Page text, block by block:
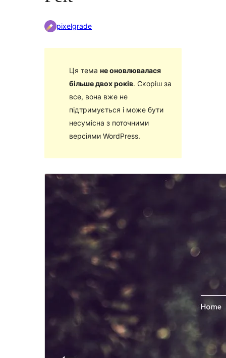
pixelgrade
Ця тема не оновлювалася
більше двох років. Скоріш за
все, вона вже не
підтримується і може бути
несумісна з поточними
версіями WordPress.